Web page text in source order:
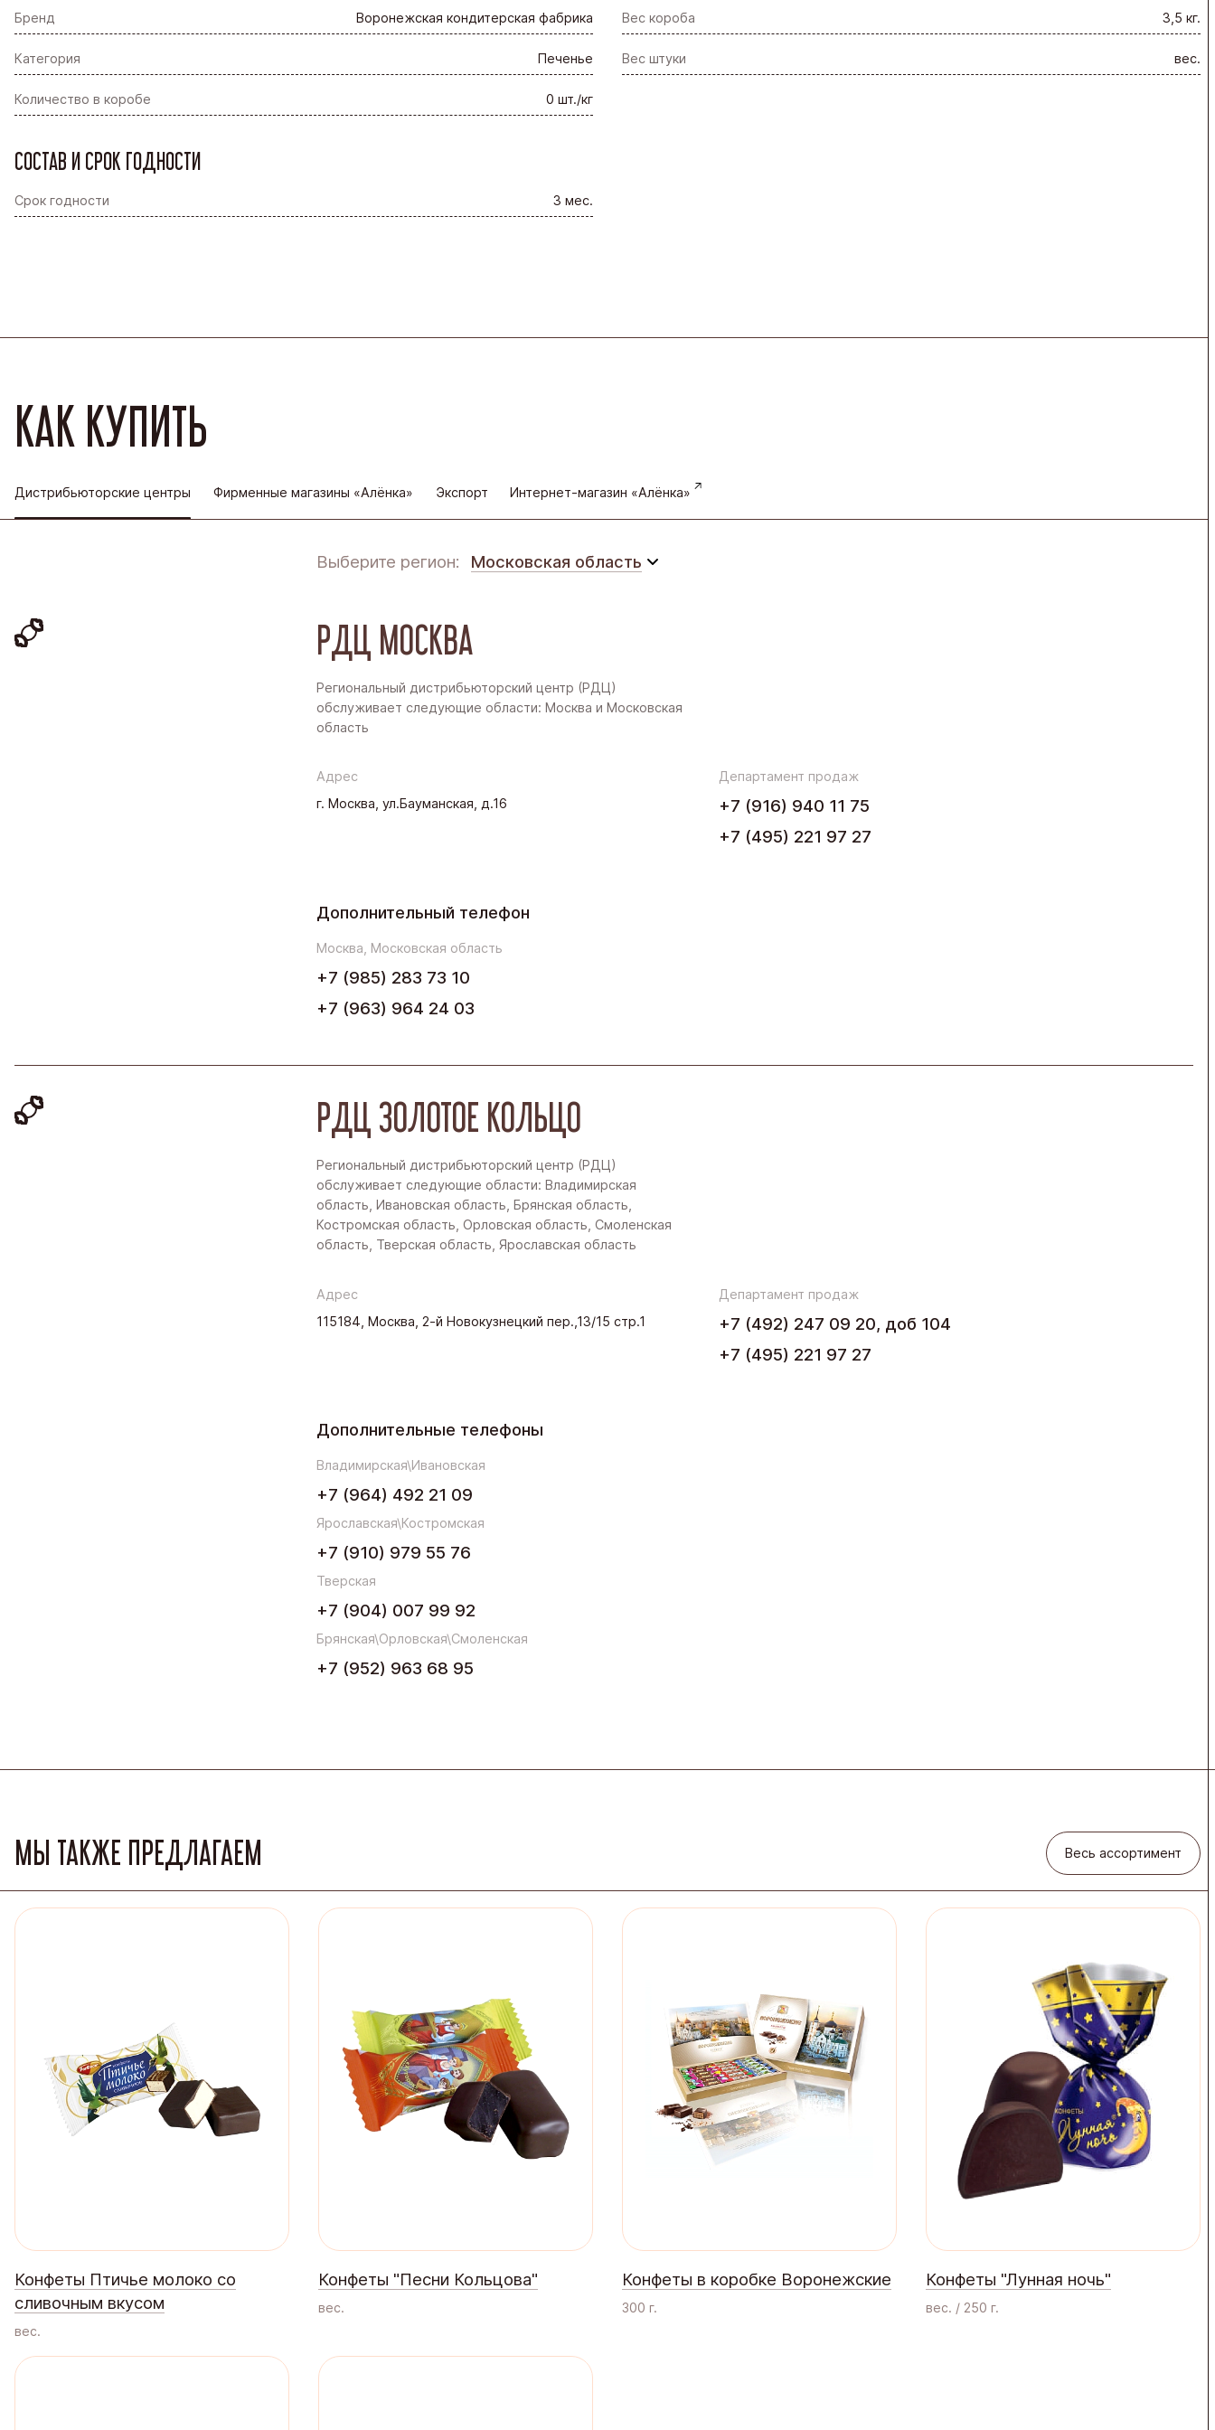
Бренд Воронежская кондитерская фабрика Вес короба 3,5 кг.
Категория Печенье Вес штуки вес.
Количество в коробе 0 шт./кг
СОСТАВ И СРОК ГОДНОСТИ
Срок годности 3 мес.
КАК КУПИТЬ
Дистрибьюторские центры Фирменные магазины «Алёнка» Экспорт Интернет-магазин «Алёнка»
Выберите регион: Московская область
Дальний Восток
Северо-Запад
РДЦ МОСКВА
Региональный дистрибьюторский центр (РДЦ)
обслуживает следующие области: Москва и Московская
область
Адрес
г. Москва, ул.Бауманская, д.16
Департамент продаж
+7 (916) 940 11 75
+7 (495) 221 97 27
Дополнительный телефон
Москва, Московская область
+7 (985) 283 73 10
+7 (963) 964 24 03
РДЦ ЗОЛОТОЕ КОЛЬЦО
Региональный дистрибьюторский центр (РДЦ)
обслуживает следующие области: Владимирская
область, Ивановская область, Брянская область,
Костромская область, Орловская область, Смоленская
область, Тверская область, Ярославская область
Адрес
115184, Москва, 2-й Новокузнецкий пер.,13/15 стр.1
Департамент продаж
+7 (492) 247 09 20, доб 104
+7 (495) 221 97 27
Дополнительные телефоны
Владимирская\Ивановская
+7 (964) 492 21 09
Ярославская\Костромская
+7 (910) 979 55 76
Тверская
+7 (904) 007 99 92
Брянская\Орловская\Смоленская
+7 (952) 963 68 95
МЫ ТАКЖЕ ПРЕДЛАГАЕМ Весь ассортимент
Конфеты Птичье молоко со
сливочным вкусом
вес.
Конфеты "Песни Кольцова"
вес.
Конфеты в коробке Воронежские
300 г.
Конфеты "Лунная ночь"
вес. / 250 г.